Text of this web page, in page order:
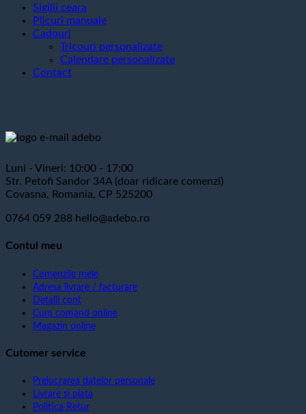
Sigilii ceara
Plicuri manuale
Cadouri
Tricouri personalizate
Calendare personalizate
Contact
Luni - Vineri: 10:00 - 17:00
Str. Petofi Sandor 34A (doar ridicare comenzi)
Covasna, Romania, CP 525200
0764 059 288 hello@adebo.ro
Contul meu
Comenzile mele
Adresa livrare / facturare
Detalii cont
Cum comand online
Magazin online
Cutomer service
Prelucrarea datelor personale
Livrare si plata
Politica Retur